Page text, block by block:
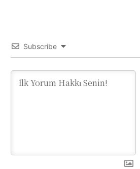
Subscribe